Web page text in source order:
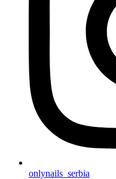
onlynails_serbia